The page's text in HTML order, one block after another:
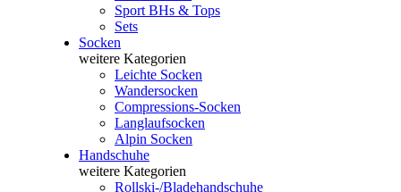
Sport BHs & Tops
Sets
Socken
weitere Kategorien
Leichte Socken
Wandersocken
Compressions-Socken
Langlaufsocken
Alpin Socken
Handschuhe
weitere Kategorien
Rollski-/Bladehandschuhe